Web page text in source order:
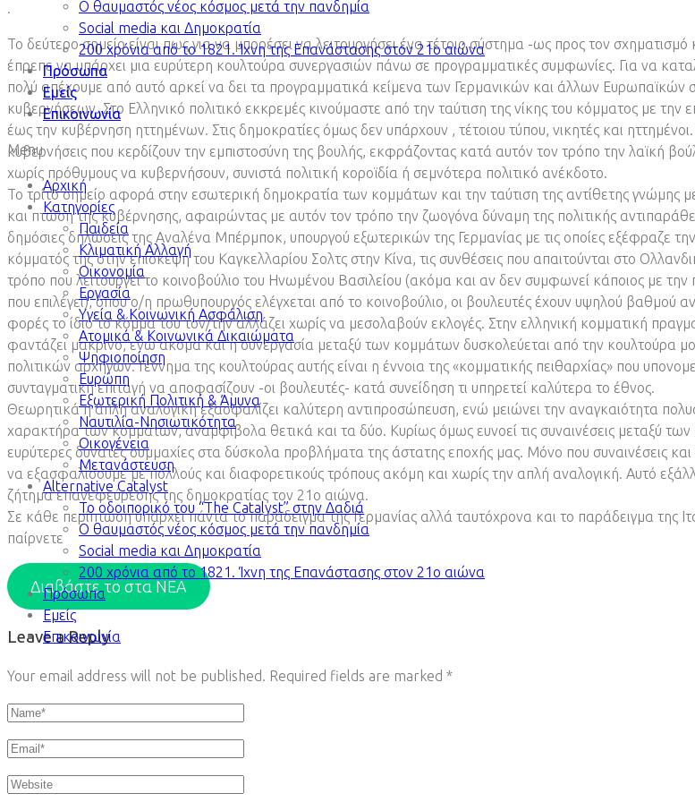
Ο θαυμαστός νέος κόσμος μετά την πανδημία
Social media και Δημοκρατία
200 χρόνια από το 1821. Ίχνη της Επανάστασης στον 21ο αιώνα
Πρόσωπα
Εμείς
Επικοινωνία
Menu
Αρχική
Κατηγορίες
Παιδεία
Κλιματική Αλλαγή
Οικονομία
Εργασία
Υγεία & Κοινωνική Ασφάλιση
Ατομικά & Κοινωνικά Δικαιώματα
Ψηφιοποίηση
Ευρώπη
Εξωτερική Πολιτική & Άμυνα
Ναυτιλία-Νησιωτικότητα
Οικογένεια
Μετανάστευση
Alternative Catalyst
To οδοιπορικό του “The Catalyst” στην Δαδιά
Ο θαυμαστός νέος κόσμος μετά την πανδημία
Social media και Δημοκρατία
200 χρόνια από το 1821. Ίχνη της Επανάστασης στον 21ο αιώνα
Πρόσωπα
Εμείς
Επικοινωνία
.
Το δεύτερο σημείο είναι πως για να μπορέσει να λειτουργήσει ένα τέτοιο σύστημα -ως προς τον
έπρεπε να υπάρχει μια ευρύτερη κουλτούρα συνεργασιών πάνω σε προγραμματικές συμφωνίες. Για να
πολύ απέχουμε από αυτό αρκεί να δει τα προγραμματικά κείμενα των Γερμανικών και άλλων Ευρωπαϊκών
κυβερνήσεων. Στο Ελληνικό πολιτικό εκκρεμές κινούμαστε από την ταύτιση της νίκης του κόμματος με την
έως την κυβέρνηση ηττημένων. Στις δημοκρατίες όμως δεν υπάρχουν , τέτοιου τύπου, νικητές και
κυβερνήσεις που κερδίζουν την εμπιστοσύνη της βουλής, εκφράζοντας κατά αυτόν τον τρόπο την λαϊκή
χωρίς πρόθυμους να κυβερνήσουν, συνιστά πολιτική κοροϊδία ή σεμνότερα πολιτικό ανέκδοτο.
Το τρίτο σημείο αφορά στην εσωτερική δημοκρατία των κομμάτων και την ταύτιση της αντίθετης γνώμης
και πτώση της κυβέρνησης, αφαιρώντας με αυτόν τον τρόπο την ζωογόνα δύναμη της πολιτικής
δημόσιες δηλώσεις της Αναλένα Μπέρμποκ, υπουργού εξωτερικών της Γερμανίας με τις οποίες εξέφραζε
κόμματός της στην επίσκεψη του Καγκελλαρίου Σολτς στην Κίνα, τις συνθέσεις που απαιτούνται στο
τρόπο που λειτουργεί το κοινοβούλιο του Ηνωμένου Βασιλείου (ακόμα και αν δεν συμφωνεί κάποιος με την
που επιλέγει), όπου ο/η πρωθυπουργός ελέγχεται από το κοινοβούλιο, οι βουλευτές έχουν υψηλού βαθμού
φορές το ίδιο το κόμμα του τον/την αλλάζει χωρίς να μεσολαβούν εκλογές. Στην ελληνική κομματική
φαντάζει μακρινό, ενώ ακόμα και η συνεργασία μεταξύ των κομμάτων δυσκολεύεται από την κουλτούρα
πολιτικών αρχηγών. Γέννημα της κουλτούρας αυτής είναι η έννοια της «κομματικής πειθαρχίας» που
συνταγματική επιταγή να αποφασίζουν -οι βουλευτές- κατά συνείδηση τι υπηρετεί καλύτερα το έθνος.
Θεωρητικά η απλή αναλογική εξασφαλίζει καλύτερη αντιπροσώπευση, ενώ μειώνει την αναγκαιότητα
χαρακτήρα των κομμάτων, αναμφίβολα θετικά και τα δύο. Κυρίως όμως ευνοεί τις συναινέσεις μεταξύ των
ευρύτερες δυνατές συμμαχίες στα δύσκολα προβλήματα της άστατης εποχής μας. Μόνο που συναινέσεις
να εξασφαλίσουμε με πολλούς και διαφορετικούς τρόπους ακόμη και χωρίς την απλή αναλογική. Αυτό
ζήτημα επανεφεύρεσης της δημοκρατίας τον 21ο αιώνα.
Σε κάθε περίπτωση υπάρχει πάντα το παράδειγμα της Γερμανίας αλλά ταυτόχρονα και το παράδειγμα της
παίρνετε
Διαβάστε το στα ΝΕΑ
Leave a Reply
Your email address will not be published. Required fields are marked *